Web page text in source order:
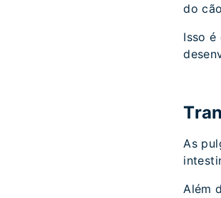
do
Isso é
As
Além